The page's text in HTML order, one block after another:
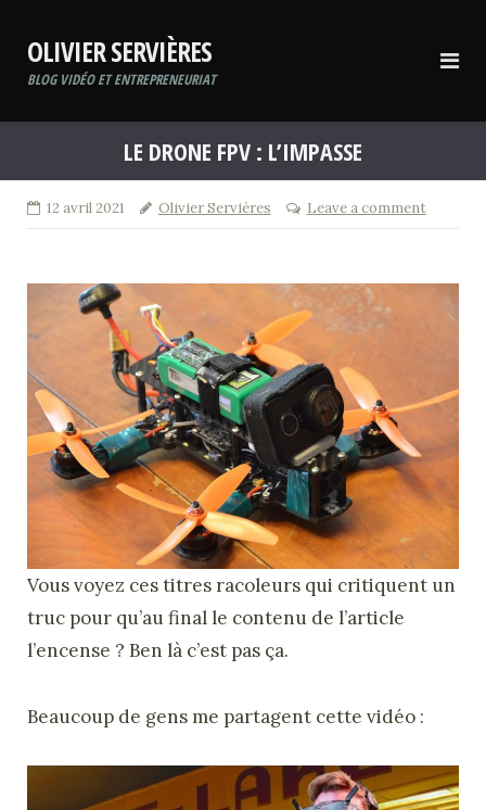
contentOLIVIER SERVIÈRES
BLOG VIDÉO ET ENTREPRENEURIAT
LE DRONE FPV : L’IMPASSE
12 avril 2021 Olivier Servières Leave a comment
Vous voyez ces titres racoleurs qui critiquent un
truc pour qu’au final le contenu de l’article
l’encense ? Ben là c’est pas ça.
Beaucoup de gens me partagent cette vidéo :